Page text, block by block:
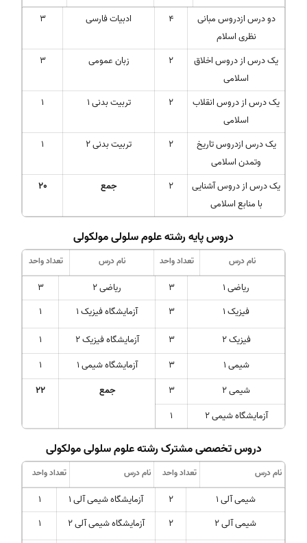
دو درس ازدروس مبانی
نظری اسلام
4 ادبیات فارسی 3
یک درس از دروس اخلاق
اسلامی
2 زبان عمومی 3
یک درس از دروس انقلاب
اسلامی
2 تربیت بدنی 1 1
یک درس ازدروس تاریخ
وتمدن اسلامی
2 تربیت بدنی 2 1
یک درس از دروس آشنایی
با منابع اسلامی
2 جمع 20
دروس پایه رشته علوم سلولی مولکولی
نام درس تعداد واحد نام درس تعداد واحد
ریاضی 1 3 ریاضی 2
3
فیزیک 1
3 آزمایشگاه فیزیک 1
1
فیزیک 2
3 آزمایشگاه فیزیک 2
1
شیمی 1
3 آزمایشگاه شیمی 1
1
شیمی 2
3 جمع
22
آزمایشگاه شیمی 2
1
دروس تخصصی مشترک رشته علوم سلولی مولکولی
نام درس تعداد واحد نام درس تعداد واحد
شیمی آلی 1 2 آزمایشگاه شیمی آلی 1
1
شیمی آلی 2
2 آزمایشگاه شیمی آلی 2
1